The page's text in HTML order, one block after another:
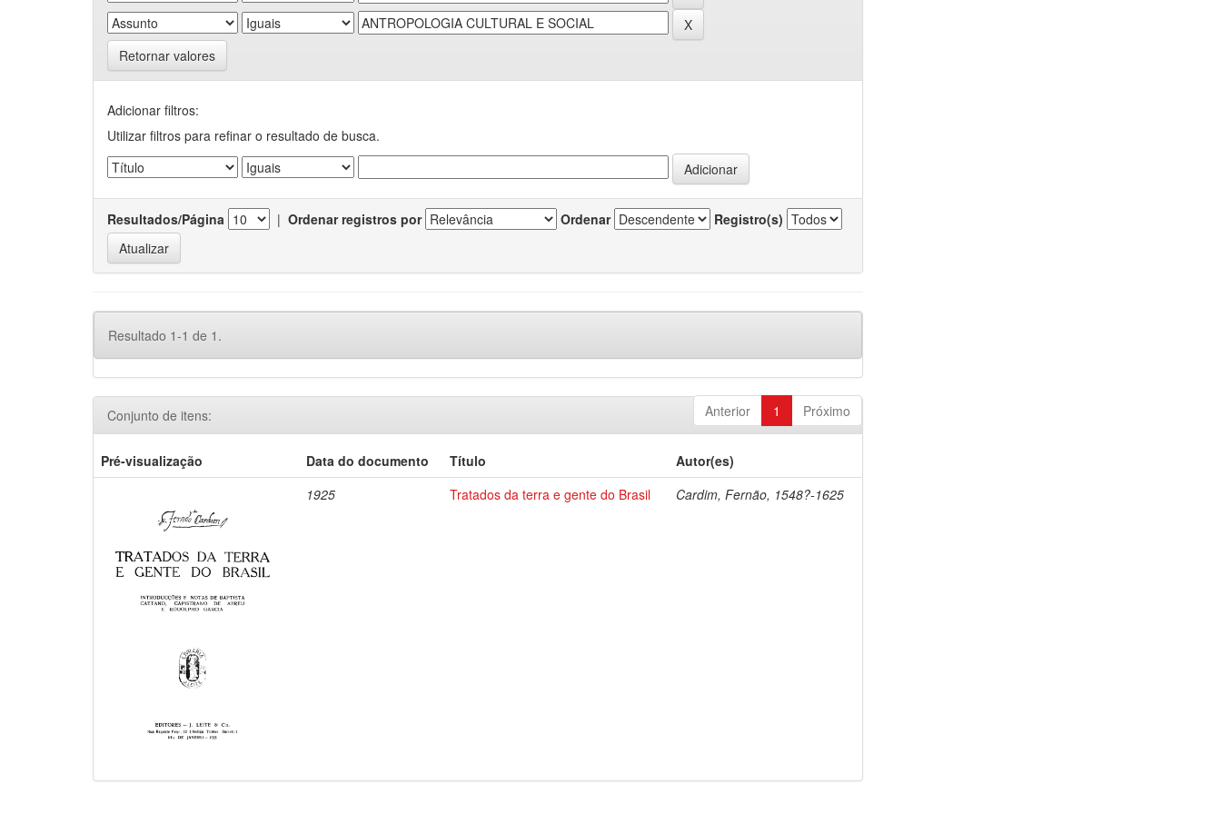
Retornar valores
Adicionar filtros:
Utilizar filtros para refinar o resultado de busca.
Resultados/Página | Ordenar registros por Ordenar Registro(s)
Resultado 1-1 de 1.
Anterior 1 Próximo
Conjunto de itens:
Pré-visualização Data do documento Título
Autor(es)
1925
Tratados da terra e gente do Brasil Cardim, Fernão, 1548?-1625